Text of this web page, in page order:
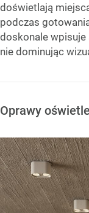
doświetlają
podczas
doskonale wpisuje
nie dominując
Oprawy